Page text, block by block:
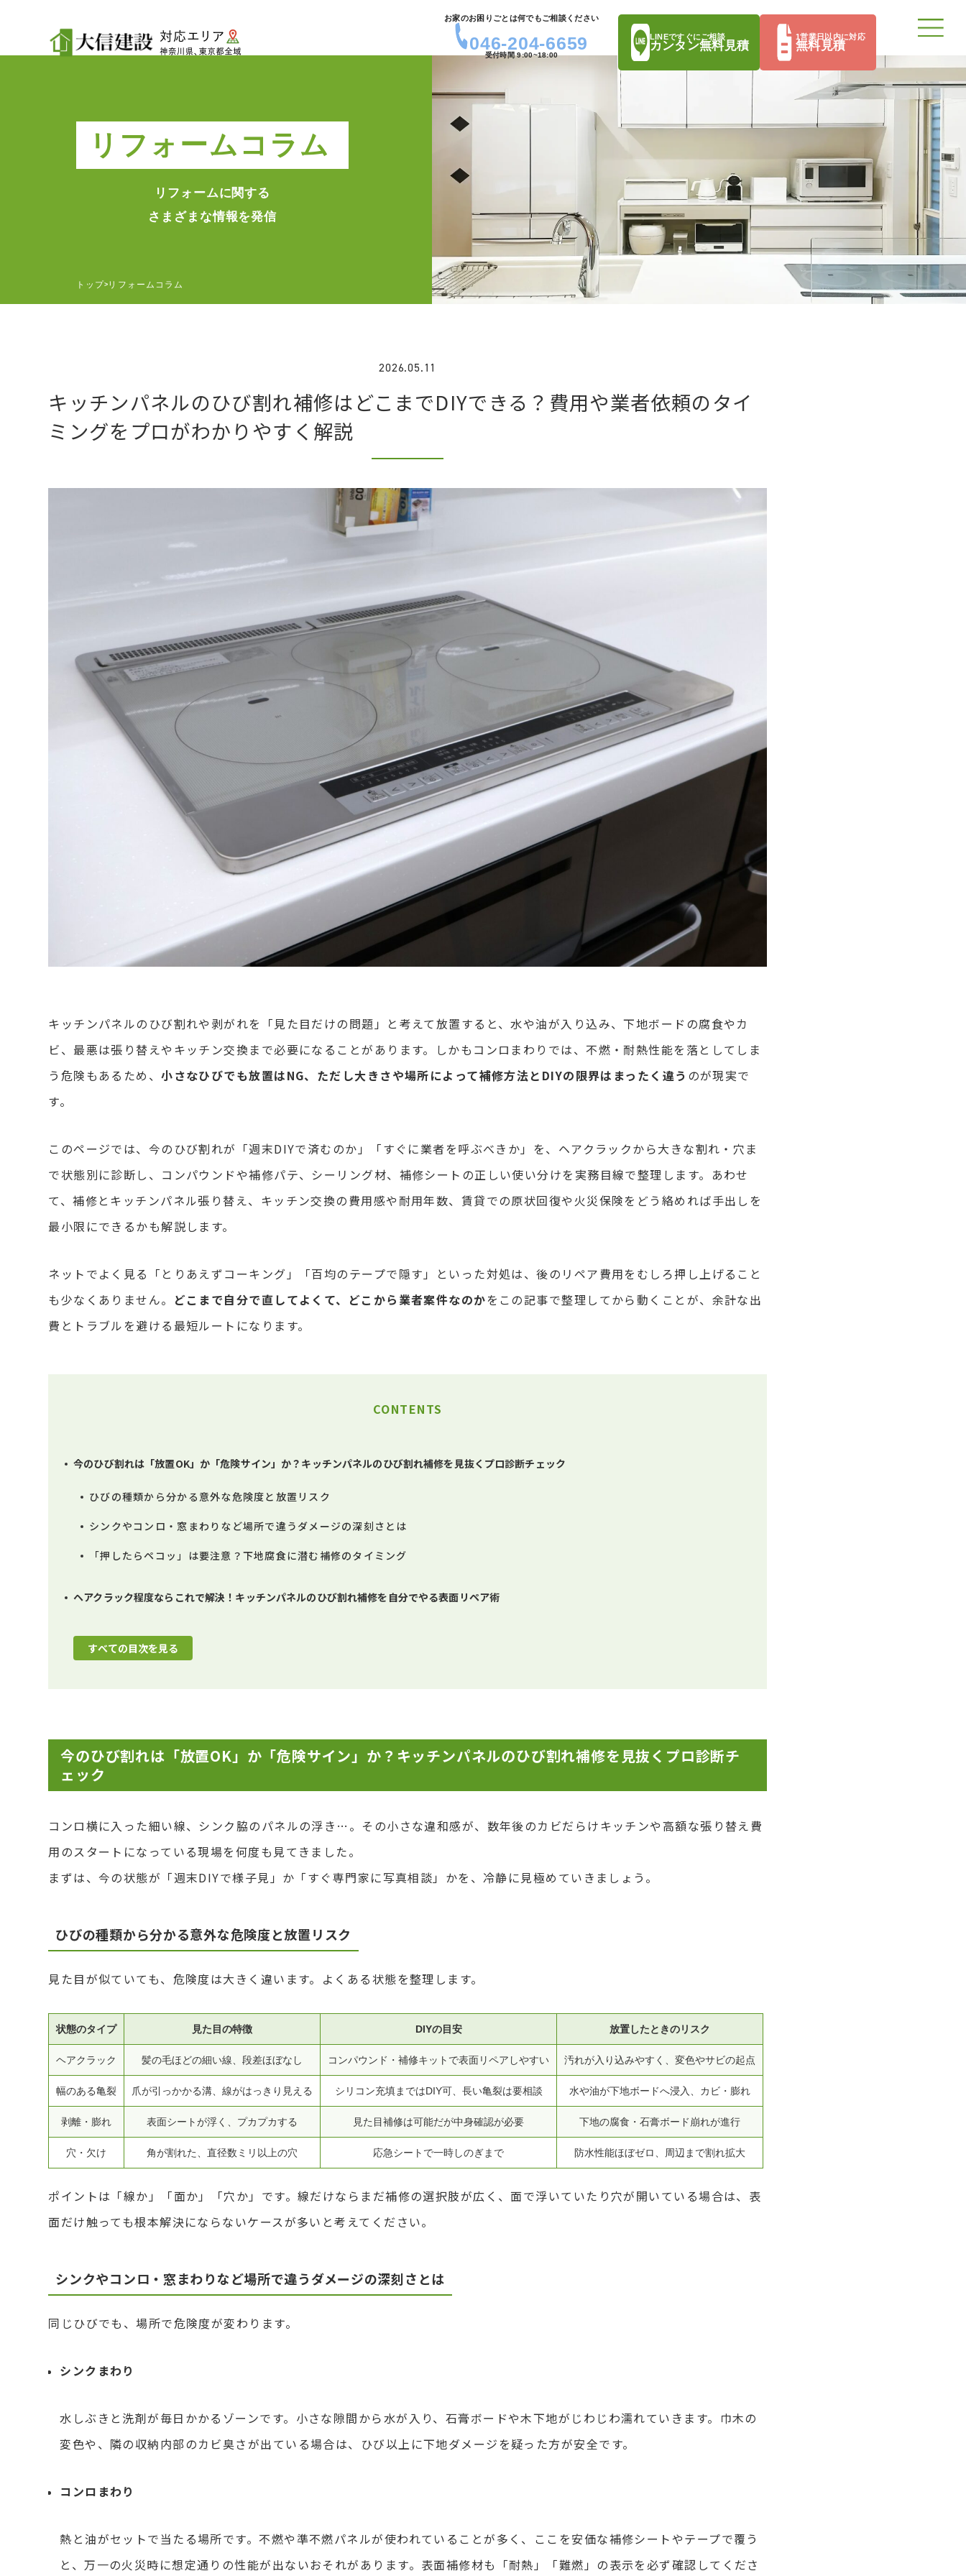
お家のお困りごとは何でもご相談ください
046-204-6659
受付時間 9:00~18:00
LINEですぐにご相談
カンタン無料見積
1営業日以内に対応
無料見積
リフォームコラム
リフォームに関する
さまざまな情報を発信
トップ> リフォームコラム
2026.05.11
キッチンパネルのひび割れ補修はどこまでDIYできる？費用や業者依頼のタイ
ミングをプロがわかりやすく解説
キッチンパネルのひび割れや剥がれを「見た目だけの問題」と考えて放置すると、水や油が入り込み、下地ボードの腐食やカ
ビ、最悪は張り替えやキッチン交換まで必要になることがあります。しかもコンロまわりでは、不燃・耐熱性能を落としてしま
う危険もあるため、小さなひびでも放置はNG、ただし大きさや場所によって補修方法とDIYの限界はまったく違う のが現実で
す。
このページでは、今のひび割れが「週末DIYで済むのか」「すぐに業者を呼ぶべきか」を、ヘアクラックから大きな割れ・穴ま
で状態別に診断し、コンパウンドや補修パテ、シーリング材、補修シートの正しい使い分けを実務目線で整理します。あわせ
て、補修とキッチンパネル張り替え、キッチン交換の費用感や耐用年数、賃貸での原状回復や火災保険をどう絡めれば手出しを
最小限にできるかも解説します。
ネットでよく見る「とりあえずコーキング」「百均のテープで隠す」といった対処は、後のリペア費用をむしろ押し上げること
も少なくありません。 どこまで自分で直してよくて、どこから業者案件なのかをこの記事で整理してから動くことが、余計な出
費とトラブルを避ける最短ルートになります。
CONTENTS
今のひび割れは「放置OK」か「危険サイン」か？キッチンパネルのひび割れ補修を見抜くプロ診断チェック
ひびの種類から分かる意外な危険度と放置リスク
シンクやコンロ・窓まわりなど場所で違うダメージの深刻さとは
「押したらペコッ」は要注意？下地腐食に潜む補修のタイミング
ヘアクラック程度ならこれで解決！キッチンパネルのひび割れ補修を自分でやる表面リペア術
すべての目次を見る
今のひび割れは「放置OK」か「危険サイン」か？キッチンパネルのひび割れ補修を見抜くプロ診断チ
ェック
コンロ横に入った細い線、シンク脇のパネルの浮き…。その小さな違和感が、数年後のカビだらけキッチンや高額な張り替え費
用のスタートになっている現場を何度も見てきました。
まずは、今の状態が「週末DIYで様子見」か「すぐ専門家に写真相談」かを、冷静に見極めていきましょう。
ひびの種類から分かる意外な危険度と放置リスク
見た目が似ていても、危険度は大きく違います。よくある状態を整理します。
状態のタイプ 見た目の特徴 DIYの目安 放置したときのリスク
ヘアクラック 髪の毛ほどの細い線、段差ほぼなし コンパウンド・補修キットで表面リペアしやすい 汚れが入り込みやすく、変色やサビの起点
幅のある亀裂 爪が引っかかる溝、線がはっきり見える シリコン充填まではDIY可、長い亀裂は要相談 水や油が下地ボードへ浸入、カビ・膨れ
剥離・膨れ 表面シートが浮く、プカプカする 見た目補修は可能だが中身確認が必要 下地の腐食・石膏ボード崩れが進行
穴・欠け 角が割れた、直径数ミリ以上の穴 応急シートで一時しのぎまで 防水性能ほぼゼロ、周辺まで割れ拡大
ポイントは「線か」「面か」「穴か」です。線だけならまだ補修の選択肢が広く、面で浮いていたり穴が開いている場合は、表
面だけ触っても根本解決にならないケースが多いと考えてください。
シンクやコンロ・窓まわりなど場所で違うダメージの深刻さとは
同じひびでも、場所で危険度が変わります。
シンクまわり
水しぶきと洗剤が毎日かかるゾーンです。小さな隙間から水が入り、石膏ボードや木下地がじわじわ濡れていきます。巾木の
変色や、隣の収納内部のカビ臭さが出ている場合は、ひび以上に下地ダメージを疑った方が安全です。
コンロまわり
熱と油がセットで当たる場所です。不燃や準不燃パネルが使われていることが多く、ここを安価な補修シートやテープで覆う
と、万一の火災時に想定通りの性能が出ないおそれがあります。表面補修材も「耐熱」「難燃」の表示を必ず確認してくださ